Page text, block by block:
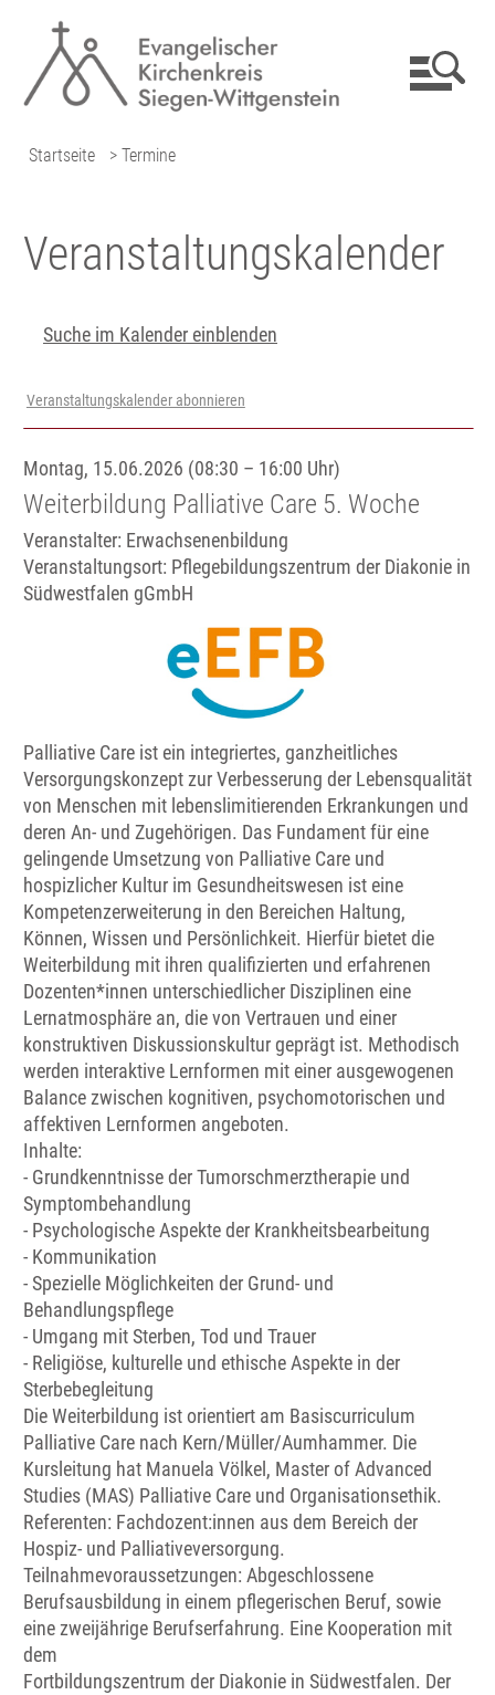
Startseite > Termine
Veranstaltungs­kalender
Suche im Kalender einblenden
Veranstaltungskalender abonnieren
Montag, 15.06.2026 (08:30 – 16:00 Uhr)
Weiterbildung Palliative Care 5. Woche
Veranstalter: Erwachsenenbildung
Veranstaltungsort: Pflegebildungszentrum der Diakonie in
Südwestfalen gGmbH
Palliative Care ist ein integriertes, ganzheitliches
Versorgungskonzept zur Verbesserung der Lebensqualität
von Menschen mit lebenslimitierenden Erkrankungen und
deren An- und Zugehörigen. Das Fundament für eine
gelingende Umsetzung von Palliative Care und
hospizlicher Kultur im Gesundheitswesen ist eine
Kompetenzerweiterung in den Bereichen Haltung,
Können, Wissen und Persönlichkeit. Hierfür bietet die
Weiterbildung mit ihren qualifizierten und erfahrenen
Dozenten*innen unterschiedlicher Disziplinen eine
Lernatmosphäre an, die von Vertrauen und einer
konstruktiven Diskussionskultur geprägt ist. Methodisch
werden interaktive Lernformen mit einer ausgewogenen
Balance zwischen kognitiven, psychomotorischen und
affektiven Lernformen angeboten.
Inhalte:
- Grundkenntnisse der Tumorschmerztherapie und
Symptombehandlung
- Psychologische Aspekte der Krankheitsbearbeitung
- Kommunikation
- Spezielle Möglichkeiten der Grund- und
Behandlungspflege
- Umgang mit Sterben, Tod und Trauer
- Religiöse, kulturelle und ethische Aspekte in der
Sterbebegleitung
Die Weiterbildung ist orientiert am Basiscurriculum
Palliative Care nach Kern/Müller/Aumhammer. Die
Kursleitung hat Manuela Völkel, Master of Advanced
Studies (MAS) Palliative Care und Organisationsethik.
Referenten: Fachdozent:innen aus dem Bereich der
Hospiz- und Palliativeversorgung.
Teilnahmevoraussetzungen: Abgeschlossene
Berufsausbildung in einem pflegerischen Beruf, sowie
eine zweijährige Berufserfahrung. Eine Kooperation mit
dem
Fortbildungszentrum der Diakonie in Südwestfalen. Der